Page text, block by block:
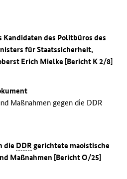
Kandidaten des Politbüros des
für Staatssicherheit,
Erich Mielke [Bericht K 2/8]
Maßnahmen gegen die DDR
die DDRgerichtete maoistische
Maßnahmen [Bericht O/25]